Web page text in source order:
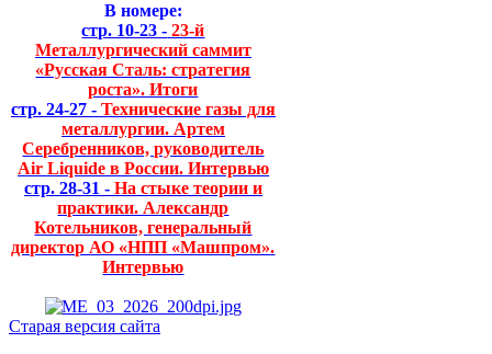
В номере:
стр. 10-23 - 23-й
Металлургический саммит
«Русская Сталь: стратегия
роста». Итоги
стр. 24-27 - Технические газы для
металлургии. Артем
Серебренников, руководитель
Air Liquide в России. Интервью
стр. 28-31 - На стыке теории и
практики. Александр
Котельников, генеральный
директор АО «НПП «Машпром».
Интервью
Старая версия сайта